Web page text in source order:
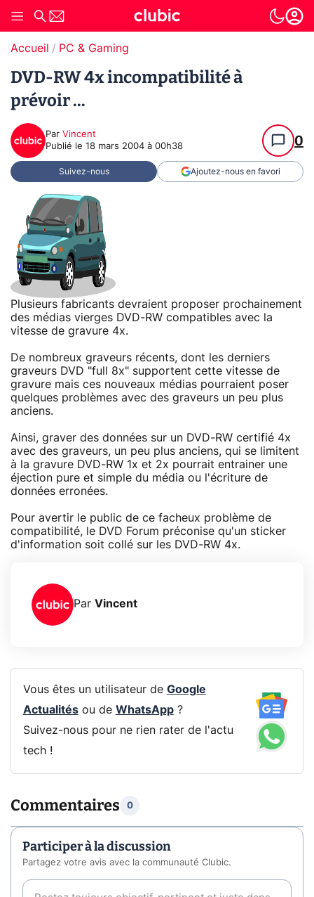
Accueil PC & Gaming
DVD-RW 4x incompatibilité à
prévoir ...
Par Vincent
Publié le 18 mars 2004 à 00h38 0
Suivez-nous Ajoutez-nous en favori
Plusieurs fabricants devraient proposer prochainement
des médias vierges DVD-RW compatibles avec la
vitesse de gravure 4x.
De nombreux graveurs récents, dont les derniers
graveurs DVD "full 8x" supportent cette vitesse de
gravure mais ces nouveaux médias pourraient poser
quelques problèmes avec des graveurs un peu plus
anciens.
Ainsi, graver des données sur un DVD-RW certifié 4x
avec des graveurs, un peu plus anciens, qui se limitent
à la gravure DVD-RW 1x et 2x pourrait entrainer une
éjection pure et simple du média ou l'écriture de
données erronées.
Pour avertir le public de ce facheux problème de
compatibilité, le DVD Forum préconise qu'un sticker
d'information soit collé sur les DVD-RW 4x.
Par Vincent
Vous êtes un utilisateur de Google
Actualitésou de WhatsApp?
Suivez-nous pour ne rien rater de l'actu
tech !
Commentaires 0
Participer à la discussion
Partagez votre avis avec la communauté Clubic.